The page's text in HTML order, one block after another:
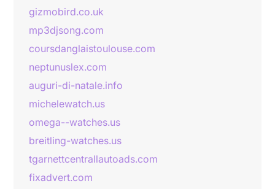
gizmobird.co.uk
mp3djsong.com
coursdanglaistoulouse.com
neptunuslex.com
auguri-di-natale.info
michelewatch.us
omega--watches.us
breitling-watches.us
tgarnettcentrallautoads.com
fixadvert.com